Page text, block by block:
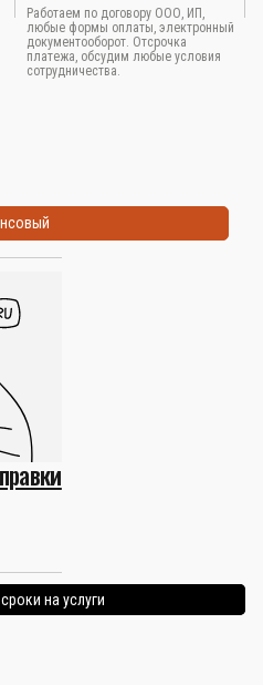
Работаем по договору ООО, ИП,
любые формы оплаты, электронный
документооборот. Отсрочка
платежа, обсудим любые условия
сотрудничества.
на услуги